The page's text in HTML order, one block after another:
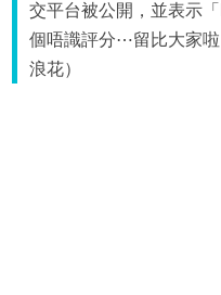
交平台被公開，並表示
個唔識評分⋯留比大家
浪花）